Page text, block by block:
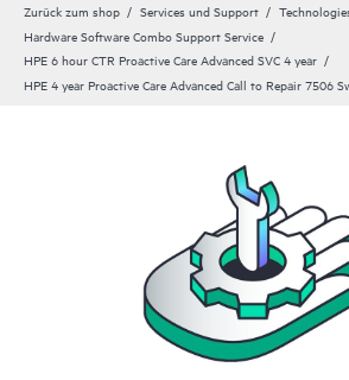
Zurück zum shop Services und Support
Hardware Software Combo Support Service
HPE 6 hour CTR Proactive Care Advanced SVC 4 year
HPE 4 year Proactive Care Advanced Call to Repair 7506